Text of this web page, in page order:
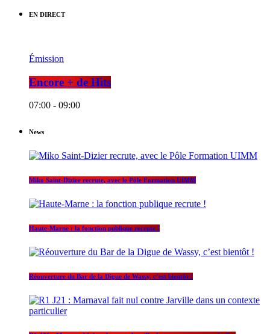
EN DIRECT
Émission
Encore + de Hits
07:00 - 09:00
News
Miko Saint-Dizier recrute, avec le Pôle Formation UIMM
Haute-Marne : la fonction publique recrute !
Réouverture du Bar de la Digue de Wassy, c’est bientôt !